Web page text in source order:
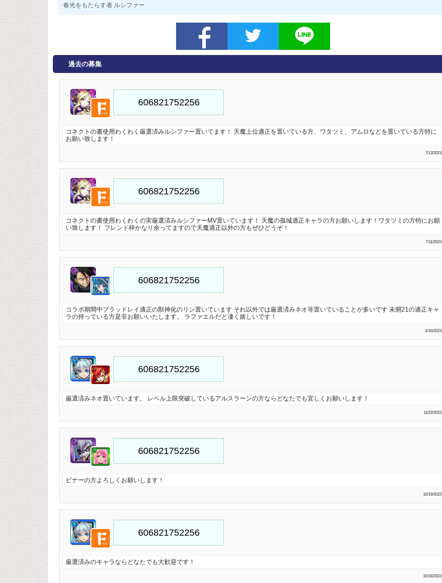
春光をもたらす者 ルシファー
過去の募集
コネクトの書使用わくわく厳選済みルシファー置いてます！ 天魔上位適正を置いている方、ワタツミ、アムロなどを置いている方特に
お願い致します！
7/13/2023
コネクトの書使用わくわくの実厳選済みルシファーMV置いています！ 天魔の孤城適正キャラの方お願いします！ワタツミの方特にお願
い致します！ フレンド枠かなり余ってますので天魔適正以外の方もぜひどうぞ！
7/11/2023
コラボ期間中ブラッドレイ適正の獣神化のリン置いています それ以外では厳選済みネオ等置いていることが多いです 未開21の適正キャ
ラの持っている方是非お願いいたします。 ラファエルだと凄く嬉しいです！
2/16/2023
厳選済みネオ置いています。 レベル上限突破しているアルスラーンの方ならどなたでも宜しくお願いします！
11/22/2022
ビナーの方よろしくお願いします！
10/19/2022
厳選済みのキャラならどなたでも大歓迎です！
10/18/2022